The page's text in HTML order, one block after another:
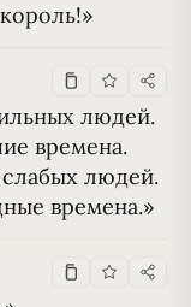
людей.
времена.
людей.
времена.»